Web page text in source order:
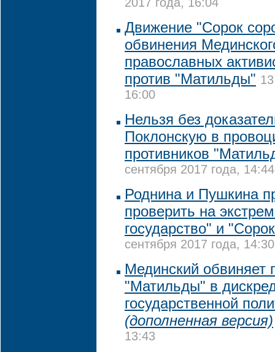
2017 года, 16:04
Движение "Сорок
обвинения
православных
против "Матильды"
16:00
Нельзя без
Поклонскую в
противников
сентября 2017 года, 14:44
Роднина и Пушкина
проверить на
государство" и
сентября 2017 года, 14:30
Мединский обвиняет
"Матильды" в
государственной
(дополненная версия)
13:43